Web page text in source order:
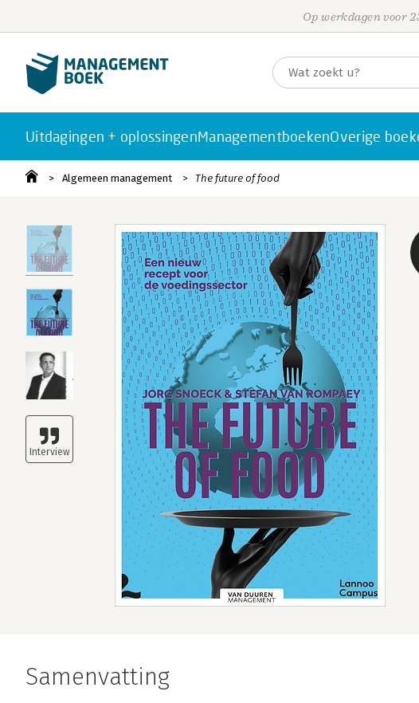
Op werkdagen voor
Uitdagingen + oplossingenManagementboekenOverige
Algemeen management The future of food
Samenvatting